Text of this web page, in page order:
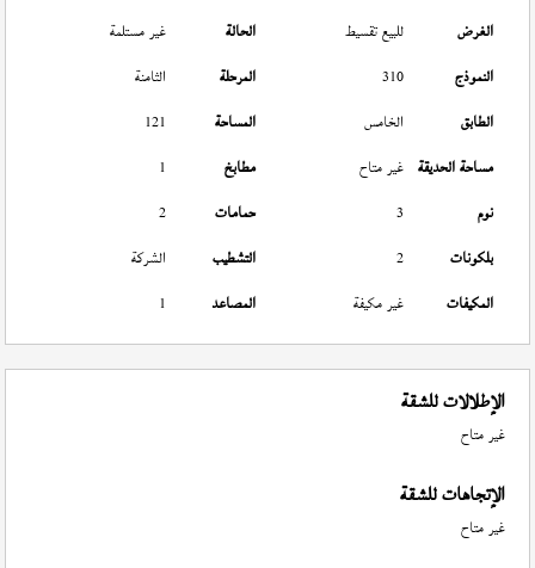
الغرض
للبيع تقسيط الحالة
غير مستلمة
النموذج
310 المرحلة
الثامنة
الطابق
الخامس المساحة
121
مساحة الحديقة غير متاح مطابخ
1
نوم
3 حمامات
2
بلكونات
2 التشطيب
الشركة
المكيفات
غير مكيفة المصاعد 1
الإطلالات للشقة
غير متاح
الإتجاهات للشقة
غير متاح